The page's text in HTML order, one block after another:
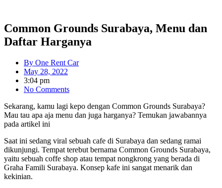
Common Grounds Surabaya, Menu dan
Daftar Harganya
By One Rent Car
May 28, 2022
3:04 pm
No Comments
Sekarang, kamu lagi kepo dengan Common Grounds Surabaya?
Mau tau apa aja menu dan juga harganya? Temukan jawabannya
pada artikel ini
Saat ini sedang viral sebuah cafe di Surabaya dan sedang ramai
dikunjungi. Tempat terebut bernama Common Grounds Surabaya,
yaitu sebuah coffe shop atau tempat nongkrong yang berada di
Graha Famili Surabaya. Konsep kafe ini sangat menarik dan
kekinian.